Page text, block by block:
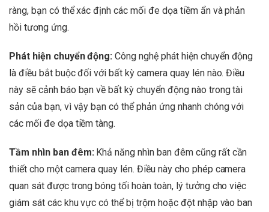
ràng, bạn có thể xác định các mối đe dọa tiềm ẩn và phản
hồi tương ứng.
Phát hiện chuyển động: Công nghệ phát hiện chuyển động
là điều bắt buộc đối với bất kỳ camera quay lén nào. Điều
này sẽ cảnh báo bạn về bất kỳ chuyển động nào trong tài
sản của bạn, vì vậy bạn có thể phản ứng nhanh chóng với
các mối đe dọa tiềm tàng.
Tầm nhìn ban đêm: Khả năng nhìn ban đêm cũng rất cần
thiết cho một camera quay lén. Điều này cho phép camera
quan sát được trong bóng tối hoàn toàn, lý tưởng cho việc
giám sát các khu vực có thể bị trộm hoặc đột nhập vào ban